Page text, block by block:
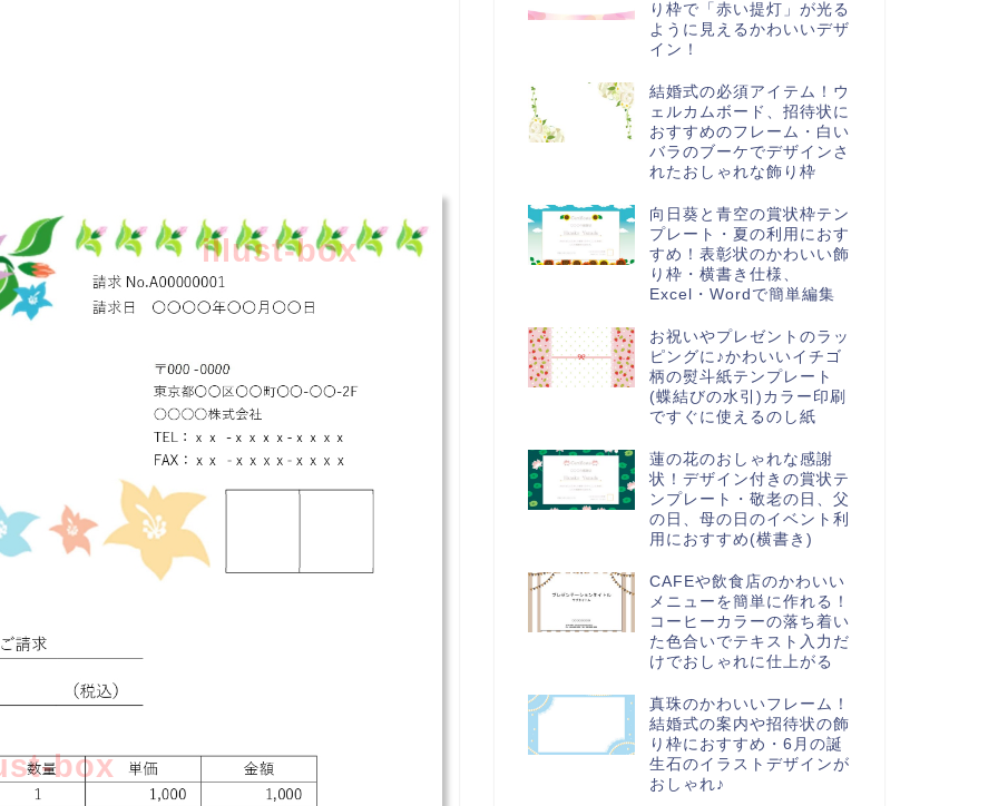
box
illust-box
り枠で「赤い提灯」が光る
ように見えるかわいいデザ
イン！
結婚式の必須アイテム！ウ
ェルカムボード、招待状に
おすすめのフレーム・白い
バラのブーケでデザインさ
れたおしゃれな飾り枠
向日葵と青空の賞状枠テン
プレート・夏の利用におす
すめ！表彰状のかわいい飾
り枠・横書き仕様、
Excel・Wordで簡単編集
お祝いやプレゼントのラッ
ピングに♪かわいいイチゴ
柄の熨斗紙テンプレート
(蝶結びの水引)カラー印刷
ですぐに使えるのし紙
蓮の花のおしゃれな感謝
状！デザイン付きの賞状テ
ンプレート・敬老の日、父
の日、母の日のイベント利
用におすすめ(横書き)
CAFEや飲食店のかわいい
メニューを簡単に作れる！
コーヒーカラーの落ち着い
た色合いでテキスト入力だ
けでおしゃれに仕上がる
真珠のかわいいフレーム！
結婚式の案内や招待状の飾
り枠におすすめ・6月の誕
生石のイラストデザインが
おしゃれ♪